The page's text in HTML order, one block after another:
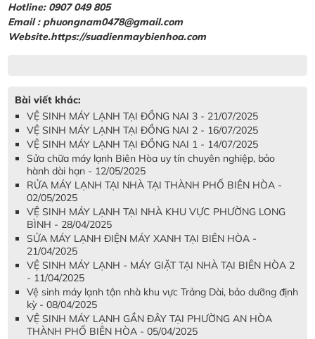
Hotline: 0907 049 805
Email : phuongnam0478@gmail.com
Website.https://suadienmaybienhoa.com
Bài viết khác:
VỆ SINH MÁY LẠNH TẠI ĐỒNG NAI 3 - 21/07/2025
VỆ SINH MÁY LẠNH TẠI ĐỒNG NAI 2 - 16/07/2025
VỆ SINH MÁY LẠNH TẠI ĐỒNG NAI 1 - 14/07/2025
Sửa chữa máy lạnh Biên Hòa uy tín chuyên nghiệp, bảo
hành dài hạn - 12/05/2025
RỬA MÁY LẠNH TẠI NHÀ TẠI THÀNH PHỐ BIÊN HÒA -
02/05/2025
VỆ SINH MÁY LẠNH TẠI NHÀ KHU VỰC PHƯỜNG LONG
BÌNH - 28/04/2025
SỬA MÁY LẠNH ĐIỆN MÁY XANH TẠI BIÊN HÒA -
21/04/2025
VỆ SINH MÁY LẠNH - MÁY GIẶT TẠI NHÀ TẠI BIÊN HÒA 2
- 11/04/2025
Vệ sinh máy lạnh tận nhà khu vực Trảng Dài, bảo dưỡng định
kỳ - 08/04/2025
VỆ SINH MÁY LẠNH GẦN ĐÂY TẠI PHƯỜNG AN HÒA
THÀNH PHỐ BIÊN HÒA - 05/04/2025